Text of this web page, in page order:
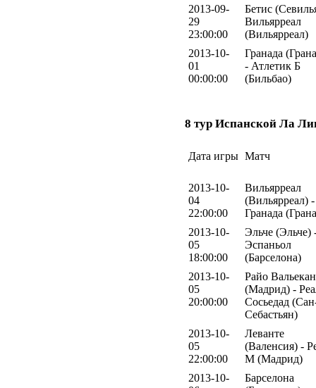
2013-09-
29
23:00:00
Бетис
Вильярреал
(Вильярреал)
2013-10-
01
00:00:00
Гранада
- Атлетик Б
(Бильбао)
8 тур Испанской Ла
Дата игры Матч
2013-10-
04
22:00:00
Вильярреал
(Вильярреал) -
Гранада
2013-10-
05
18:00:00
Эльче (Эльче)
Эспаньол
(Барселона)
2013-10-
05
20:00:00
Райо
(Мадрид) -
Сосьедад
Себастьян)
2013-10-
05
22:00:00
Леванте
(Валенсия) -
М (Мадрид)
2013-10-
Барселона